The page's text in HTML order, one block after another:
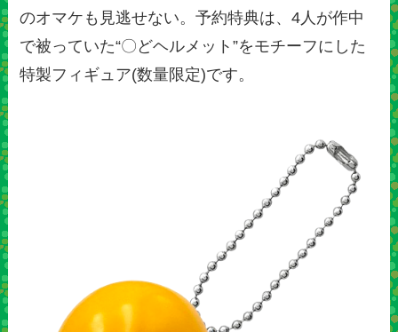
のオマケも見逃せない。予約特典は、4人が作中
で被っていた“〇どヘルメット”をモチーフにした
特製フィギュア(数量限定)です。